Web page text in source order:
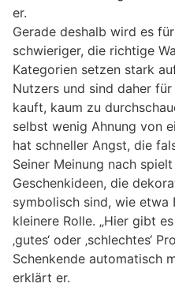
er.
Gerade deshalb wird es
schwieriger, die richtige
Kategorien setzen stark
Nutzers und sind daher
kauft, kaum zu
selbst wenig Ahnung von
hat schneller Angst, die
Seiner Meinung nach
Geschenkideen, die
symbolisch sind, wie etwa
kleinere Rolle. „Hier gibt
‚gutes‘ oder ‚schlechtes‘
Schenkende automatisch
erklärt er.